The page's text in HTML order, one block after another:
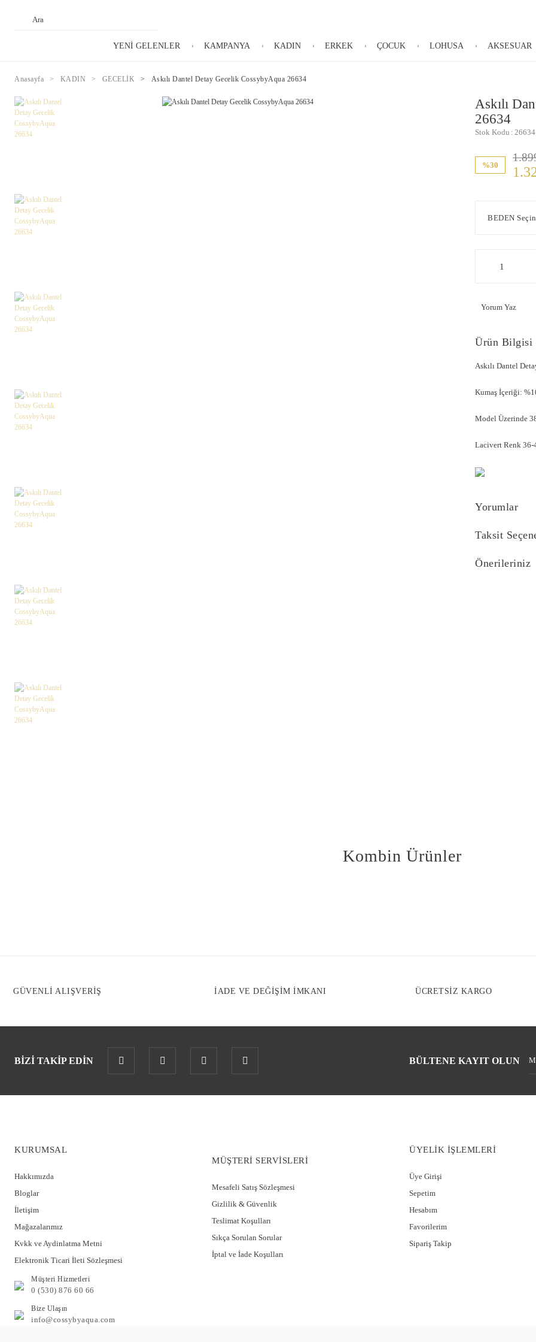
YENİ GELENLER KAMPANYA KADIN ERKEK ÇOCUK LOHUSA AKSESUAR
Anasayfa KADIN GECELİK Askılı Dantel Detay Gecelik CossybyAqua 26634
Askılı
26634
Stok Kodu 26634
%30
Yorum Yaz
Ürün Bilgisi
Askılı Dantel
Kumaş İçeriği:
Model Üzerinde
Lacivert Renk 36-
Yorumlar
Taksit
Önerileriniz
Kombin Ürünler
%30
Bel Büzgülü Dantel Detay Uzun Tek Sabahlık CossybyAqua 26647
GÜVENLİ ALIŞVERİŞ İADE VE DEĞİŞİM İMKANI ÜCRETSİZ KARGO
BİZİ TAKİP EDİN BÜLTENE KAYIT OLUN
KURUMSAL
Hakkımızda
Bloglar
İletişim
Mağazalarımız
Kvkk ve Aydinlatma Metni
Elektronik Ticari İleti Sözleşmesi
MÜŞTERİ SERVİSLERİ
Mesafeli Satış Sözleşmesi
Gizlilik & Güvenlik
Teslimat Koşulları
Sıkça Sorulan Sorular
İptal ve İade Koşulları
ÜYELİK İŞLEMLERİ
Üye Girişi
Sepetim
Hesabım
Favorilerim
Sipariş Takip
Müşteri Hizmetleri
0 (530) 876 60 66
Bize Ulaşın
info@cossybyaqua.com